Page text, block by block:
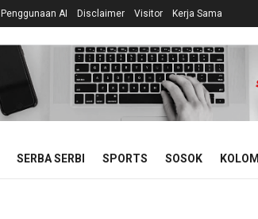
Penggunaan AI Disclaimer Visitor Kerja Sama
SERBA SERBI SPORTS SOSOK KOLOM